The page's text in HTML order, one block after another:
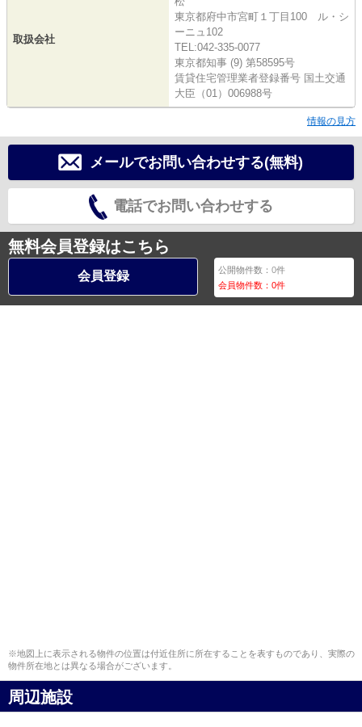
取扱会社
東京都府中市宮町１丁目100 ル・シ
ーニュ102
TEL:042-335-0077
東京都知事 (9) 第58595号
賃貸住宅管理業者登録番号 国土交通
大臣（01）006988号
情報の見方
メールでお問い合わせする(無料)
電話でお問い合わせする
無料会員登録はこちら
会員登録 公開物件数：0件
会員物件数：0件
※地図上に表示される物件の位置は付近住所に所在することを表すものであり、実際の
物件所在地とは異なる場合がございます。
周辺施設